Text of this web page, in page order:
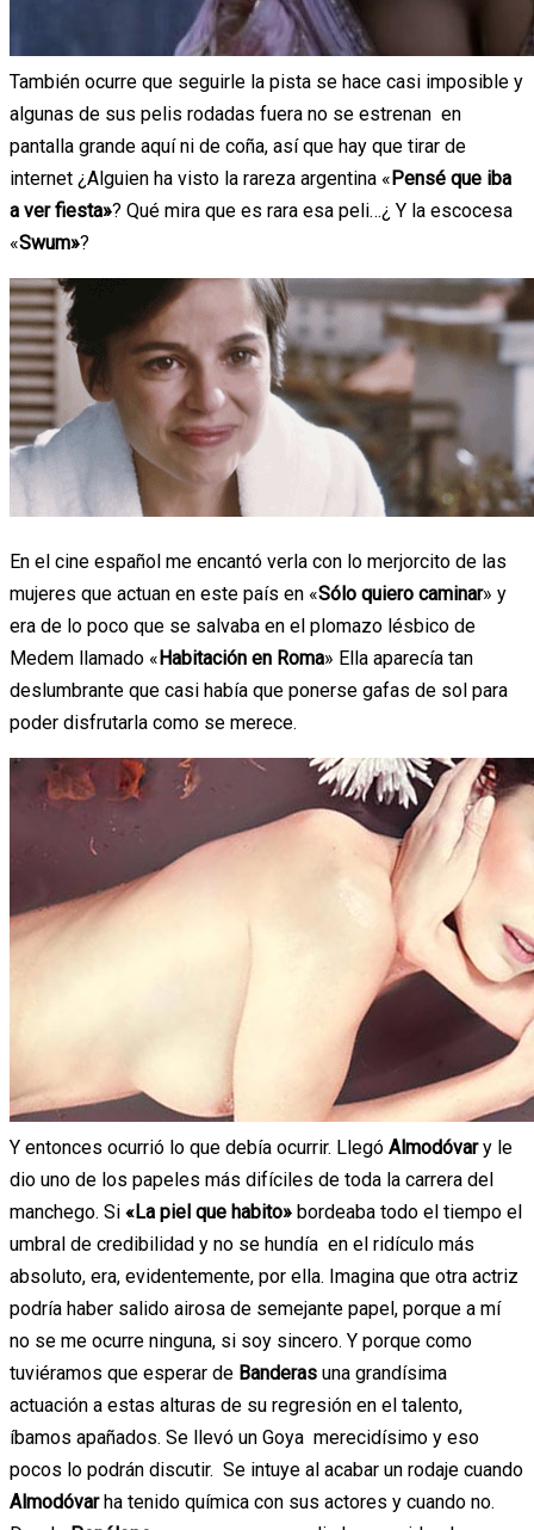
También ocurre que seguirle la pista se hace casi imposible y
algunas de sus pelis rodadas fuera no se estrenan en
pantalla grande aquí ni de coña, así que hay que tirar de
internet ¿Alguien ha visto la rareza argentina «Pensé que iba
a ver fiesta»? Qué mira que es rara esa peli…¿ Y la escocesa
«Swum»?
En el cine español me encantó verla con lo merjorcito de las
mujeres que actuan en este país en «Sólo quiero caminar» y
era de lo poco que se salvaba en el plomazo lésbico de
Medem llamado «Habitación en Roma» Ella aparecía tan
deslumbrante que casi había que ponerse gafas de sol para
poder disfrutarla como se merece.
Y entonces ocurrió lo que debía ocurrir. Llegó Almodóvary le
dio uno de los papeles más difíciles de toda la carrera del
manchego. Si «La piel que habito» bordeaba todo el tiempo el
umbral de credibilidad y no se hundía en el ridículo más
absoluto, era, evidentemente, por ella. Imagina que otra actriz
podría haber salido airosa de semejante papel, porque a mí
no se me ocurre ninguna, si soy sincero. Y porque como
tuviéramos que esperar de Banderas una grandísima
actuación a estas alturas de su regresión en el talento,
íbamos apañados. Se llevó un Goya merecidísimo y eso
pocos lo podrán discutir. Se intuye al acabar un rodaje cuando
Almodóvarha tenido química con sus actores y cuando no.